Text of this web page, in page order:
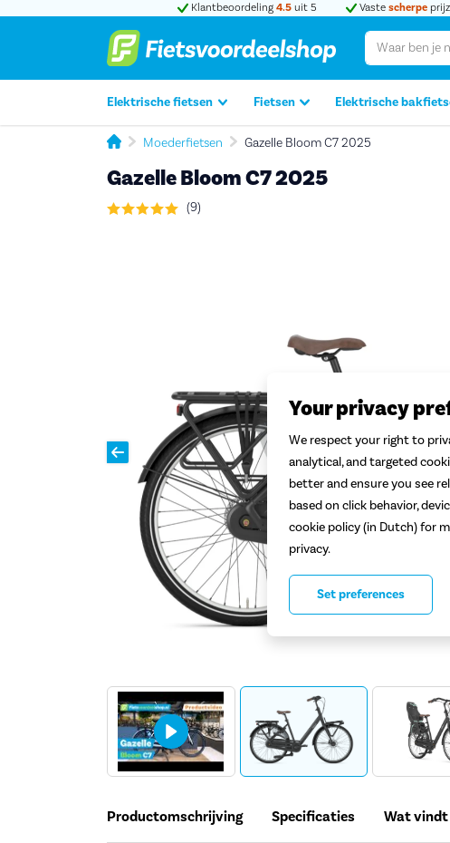
Klantbeoordeling 4.5 uit 5 Vaste scherpe
Elektrische fietsen Fietsen Elektrische
Moederfietsen Gazelle Bloom C7 2025
Gazelle Bloom C7 2025
(9)
Productomschrijving Specificaties Wat vindt
Your privacy
We respect your right to
analytical, and targeted
better and ensure you see
based on click behavior,
cookie policy (in Dutch) for
privacy.
Set preferences